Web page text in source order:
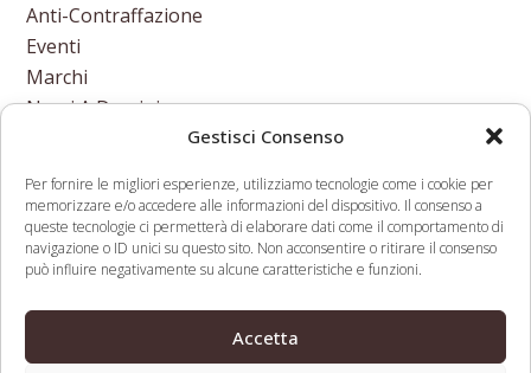
Gestisci Consenso
Per fornire le migliori esperienze, utilizziamo tecnologie come i cookie per
memorizzare e/o accedere alle informazioni del dispositivo. Il consenso a
queste tecnologie ci permetterà di elaborare dati come il comportamento di
navigazione o ID unici su questo sito. Non acconsentire o ritirare il consenso
può influire negativamente su alcune caratteristiche e funzioni.
Accetta
Anti-Contraffazione
Eventi
Marchi
Nomi A Dominio
Nuove Varietà Vegetali
Funniest/Most
Insightful Comments
next
Report 2017: Intangible
Capital in Global Value